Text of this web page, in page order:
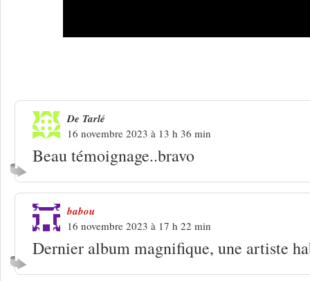
De Tarlé
16 novembre 2023 à 13 h 36 min
Beau témoignage..bravo
babou
16 novembre 2023 à 17 h 22 min
Dernier album magnifique, une artiste